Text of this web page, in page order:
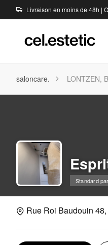
Livraison en moins de 48h |
saloncare. LONTZEN,
Standard
Rue Roi Baudouin